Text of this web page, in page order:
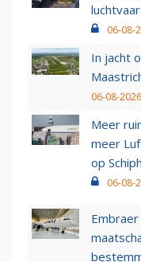
06-08-
In jacht
06-08-
Meer
meer
op
06-08-